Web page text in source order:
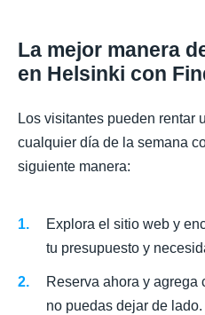
La mejor manera
en Helsinki con
Los visitantes pueden rentar
cualquier día de la semana
siguiente manera:
Explora el sitio web y
tu presupuesto y
Reserva ahora y
no puedas dejar de lado.